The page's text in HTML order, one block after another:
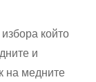
който
и
на медните